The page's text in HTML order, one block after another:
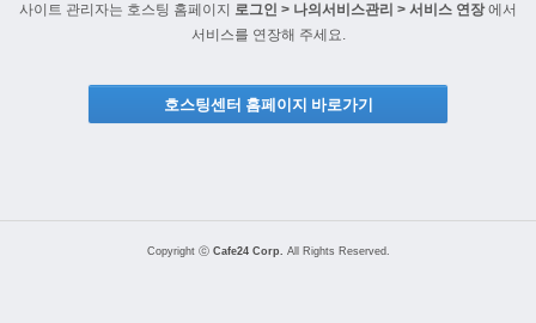
사이트 관리자는 호스팅 홈페이지 로그인 > 나의서비스관리 > 서비스 연장에서
서비스를 연장해 주세요.
호스팅센터 홈페이지 바로가기
Copyright ⓒ Cafe24 Corp. All Rights Reserved.